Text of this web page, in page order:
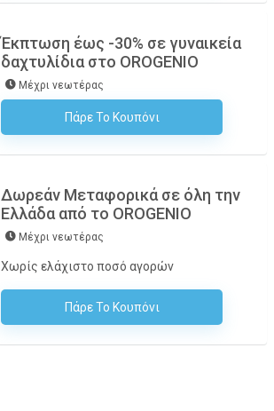
Έκπτωση έως -30% σε γυναικεία
δαχτυλίδια στο OROGENIO
Μέχρι νεωτέρας
Πάρε Το Κουπόνι
Δωρεάν Μεταφορικά σε όλη την
Ελλάδα από το OROGENIO
Μέχρι νεωτέρας
Χωρίς ελάχιστο ποσό αγορών
Πάρε Το Κουπόνι